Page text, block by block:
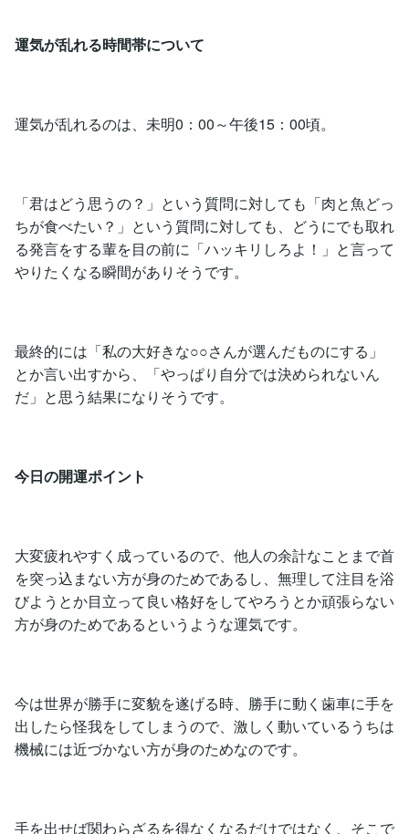
運気が乱れる時間帯について
運気が乱れるのは、未明0：00～午後15：00頃。
「君はどう思うの？」という質問に対しても「肉と魚どっ
ちが食べたい？」という質問に対しても、どうにでも取れ
る発言をする輩を目の前に「ハッキリしろよ！」と言って
やりたくなる瞬間がありそうです。
最終的には「私の大好きな○○さんが選んだものにする」
とか言い出すから、「やっぱり自分では決められないん
だ」と思う結果になりそうです。
今日の開運ポイント
大変疲れやすく成っているので、他人の余計なことまで首
を突っ込まない方が身のためであるし、無理して注目を浴
びようとか目立って良い格好をしてやろうとか頑張らない
方が身のためであるというような運気です。
今は世界が勝手に変貌を遂げる時、勝手に動く歯車に手を
出したら怪我をしてしまうので、激しく動いているうちは
機械には近づかない方が身のためなのです。
手を出せば関わらざるを得なくなるだけではなく、そこで